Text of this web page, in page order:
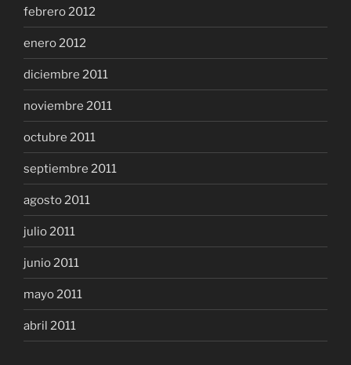
febrero 2012
enero 2012
diciembre 2011
noviembre 2011
octubre 2011
septiembre 2011
agosto 2011
julio 2011
junio 2011
mayo 2011
abril 2011